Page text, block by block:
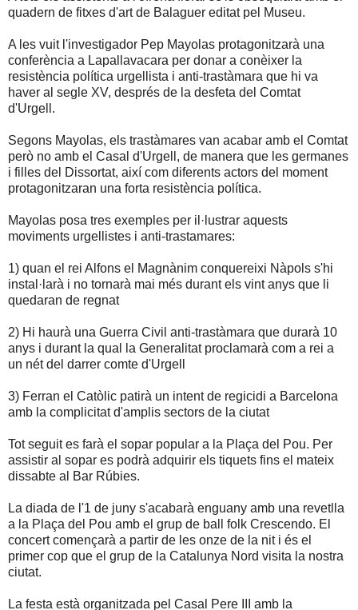
quadern de fitxes d'art de Balaguer editat pel Museu.
A les vuit l'investigador Pep Mayolas protagonitzarà una
conferència a Lapallavacara per donar a conèixer la
resistència política urgellista i anti-trastàmara que hi va
haver al segle XV, després de la desfeta del Comtat
d'Urgell.
Segons Mayolas, els trastàmares van acabar amb el Comtat
però no amb el Casal d'Urgell, de manera que les germanes
i filles del Dissortat, així com diferents actors del moment
protagonitzaran una forta resistència política.
Mayolas posa tres exemples per il·lustrar aquests
moviments urgellistes i anti-trastamares:
1) quan el rei Alfons el Magnànim conquereixi Nàpols s'hi
instal·larà i no tornarà mai més durant els vint anys que li
quedaran de regnat
2) Hi haurà una Guerra Civil anti-trastàmara que durarà 10
anys i durant la qual la Generalitat proclamarà com a rei a
un nét del darrer comte d'Urgell
3) Ferran el Catòlic patirà un intent de regicidi a Barcelona
amb la complicitat d'amplis sectors de la ciutat
Tot seguit es farà el sopar popular a la Plaça del Pou. Per
assistir al sopar es podrà adquirir els tiquets fins el mateix
dissabte al Bar Rúbies.
La diada de l'1 de juny s'acabarà enguany amb una revetlla
a la Plaça del Pou amb el grup de ball folk Crescendo. El
concert començarà a partir de les onze de la nit i és el
primer cop que el grup de la Catalunya Nord visita la nostra
ciutat.
La festa està organitzada pel Casal Pere III amb la